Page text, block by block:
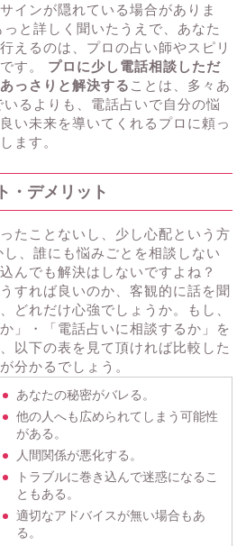
インが隠れている場合がありま
と詳しく聞いたうえで、あなた
えるのは、プロの占い師やスピリ
す。 プロに少し電話相談しただ
っさりと解決する ことは、多々あ
るよりも、電話占いで自分の悩
い未来を導いてくれるプロに頼っ
ます。
・デメリット
たことないし、少し心配という方
、誰にも悩みごとを相談しない
んでも解決はしないですよね？
すれば良いのか、客観的に話を聞
どれだけ心強でしょうか。もし、
」・「電話占いに相談するか」を
以下の表を見て頂ければ比較した
分かるでしょう。
あなたの秘密がバレる。
他の人へも広められてしまう可能性
がある。
人間関係が悪化する。
トラブルに巻き込んで迷惑になるこ
ともある。
適切なアドバイスが無い場合もあ
る。